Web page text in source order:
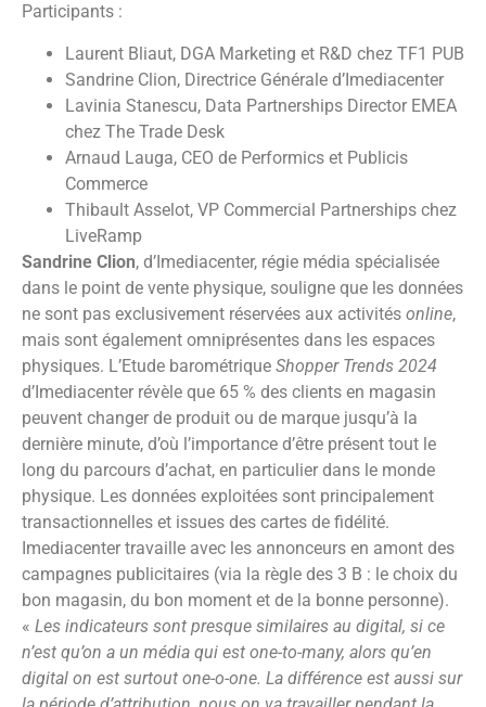
Participants :
Laurent Bliaut, DGA Marketing et R&D chez TF1 PUB
Sandrine Clion, Directrice Générale d’Imediacenter
Lavinia Stanescu, Data Partnerships Director EMEA
chez The Trade Desk
Arnaud Lauga, CEO de Performics et Publicis
Commerce
Thibault Asselot, VP Commercial Partnerships chez
LiveRamp
Sandrine Clion, d’Imediacenter, régie média spécialisée
dans le point de vente physique, souligne que les données
ne sont pas exclusivement réservées aux activités online,
mais sont également omniprésentes dans les espaces
physiques. L’Etude barométrique Shopper Trends 2024
d’Imediacenter révèle que 65 % des clients en magasin
peuvent changer de produit ou de marque jusqu’à la
dernière minute, d’où l’importance d’être présent tout le
long du parcours d’achat, en particulier dans le monde
physique. Les données exploitées sont principalement
transactionnelles et issues des cartes de fidélité.
Imediacenter travaille avec les annonceurs en amont des
campagnes publicitaires (via la règle des 3 B : le choix du
bon magasin, du bon moment et de la bonne personne).
« Les indicateurs sont presque similaires au digital, si ce
n’est qu’on a un média qui est one-to-many, alors qu’en
digital on est surtout one-o-one. La différence est aussi sur